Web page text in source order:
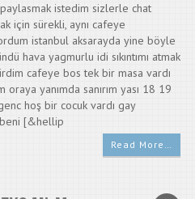
paylasmak istedim sizlerle chat
için sürekli, aynı cafeye
istanbul aksarayda yine böyle
hava yagmurlu idi sıkıntımı atmak
cafeye bos tek bir masa vardı
oraya yanımda sanırım yası 18 19
hoş bir cocuk vardı gay
beni [&hellip
Read More…